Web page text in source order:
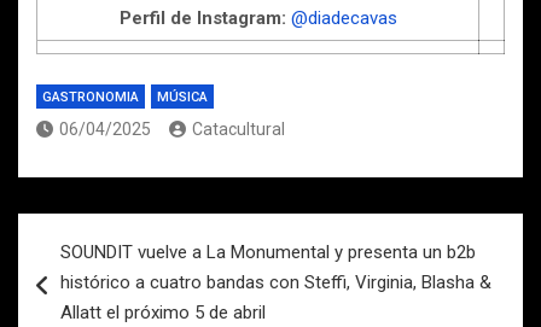
Perfil de Instagram: @diadecavas
GASTRONOMIA MÚSICA
06/04/2025 Catacultural
de
entradas
SOUNDIT vuelve a La Monumental y presenta un b2b
histórico a cuatro bandas con Steffi, Virginia, Blasha &
Allatt el próximo 5 de abril